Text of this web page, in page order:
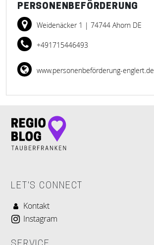
PERSONENBEFÖRDERUNG
Weidenäcker 1 | 74744 Ahorn DE
+491715446493
www.personenbeförderung-englert.de
LET'S CONNECT
Kontakt
Instagram